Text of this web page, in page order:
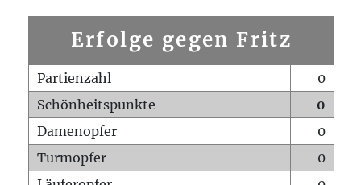
Erfolge gegen Fritz
Partienzahl
0
Schönheitspunkte
0
Damenopfer
0
Turmopfer
0